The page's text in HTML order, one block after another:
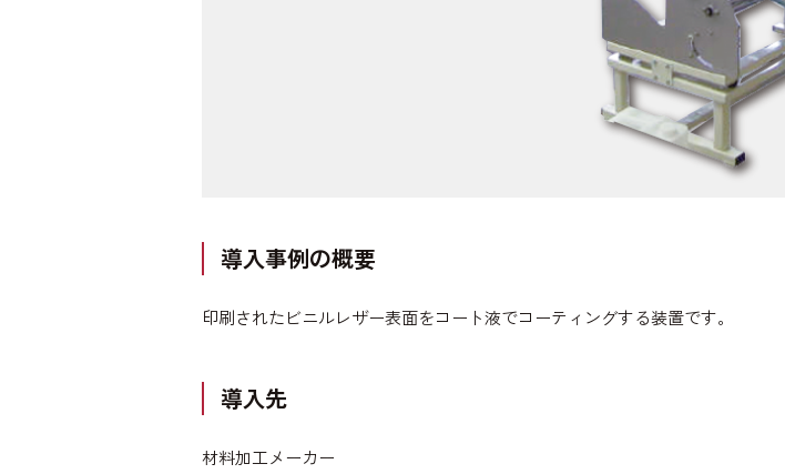
導入事例の概要
印刷されたビニルレザー表面をコート液でコーティングする装置です。
導入先
材料加工メーカー